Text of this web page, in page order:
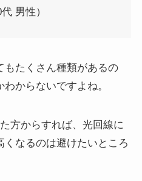
男性）
もたくさん種類があるの
からないですよね。
方からすれば、光回線に
なるのは避けたいところ